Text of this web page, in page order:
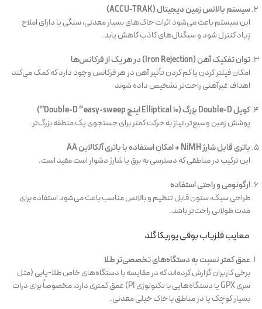
سیستم بالانس زمین دیجیتال (ACCU-TRAK)
این سیستم باعث می‌شود اثرات خاک‌های بسیار معدنی، سنگی یا دارای املاح
زیاد کنترل شود و سیگنال‌های کاذب کاهش یابد.
توان تفکیک آهن (Iron Rejection) در هر یک از فرکانس‌ها
امکان فیلتر کردن یا کم کردن تأثیر آهن در هر فرکانس وجود دارد که کمک می‌کند
اهداف غیرآهنی راحت‌تر تشخیص داده شوند
کویل Double-D بزرگ (Elliptical 10 اینچ Double-D “easy-sweep”)
پوشش زمین وسیع‌تر، نیاز به حرکت کمتر برای جستجوی یک منطقه بزرگ‌تر.
باتری قابل شارژ NiMH + امکان استفاده با باتری آلکالاین AA
این ترکیب در مناطقی که دسترسی به برق یا شارژ دشوار است مفید است.
ارگونومی و راحتی استفاده
طراحی سبک، ستون قابل تنظیم و بالانس مناسب باعث می‌شود استفاده برای
مدت طولانی راحت‌تر باشد.
معایب فلزیاب بوقی یوریکا گلد
عمق کمتر نسبت به دستگاه‌های تخصصی‌تر طلا
برخی کاربران گزارش کرده‌اند که در مقایسه با دستگاه‌های خاص طلا-یابی (مثل
سری GPX یا دستگاه‌هایی با تکنولوژی PI) عمق کمتری دارد، مخصوصاً برای ذرات
بسیار کوچک یا در مناطق با خاک خیلی معدنی.